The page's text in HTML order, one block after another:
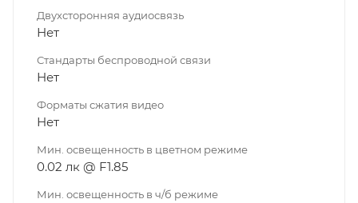
Двухсторонняя аудиосвязь
Нет
Стандарты беспроводной связи
Нет
Форматы сжатия видео
Нет
Мин. освещенность в цветном режиме
0.02 лк @ F1.85
Мин. освещенность в ч/б режиме